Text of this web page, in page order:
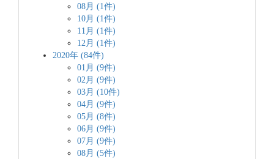
08月 (1件)
10月 (1件)
11月 (1件)
12月 (1件)
2020年 (84件)
01月 (9件)
02月 (9件)
03月 (10件)
04月 (9件)
05月 (8件)
06月 (9件)
07月 (9件)
08月 (5件)